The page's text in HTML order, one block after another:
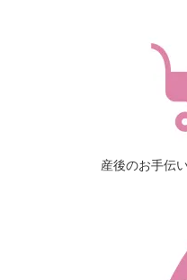
産後のお手伝